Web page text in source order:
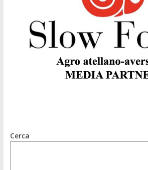
Cerca